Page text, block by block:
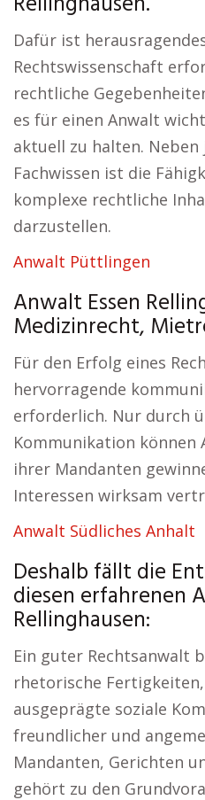
Dafür ist
Rechtswissenschaft
rechtliche
es für einen Anwalt
aktuell zu halten.
Fachwissen ist die
komplexe rechtliche
darzustellen.
Anwalt Püttlingen
Anwalt Essen
Medizinrecht,
Für den Erfolg eines
hervorragende
erforderlich. Nur durch
Kommunikation können
ihrer Mandanten
Interessen wirksam
Anwalt Südliches Anhalt
Deshalb fällt die
diesen erfahrenen
Rellinghausen:
Ein guter Rechtsanwalt
rhetorische
ausgeprägte soziale
freundlicher und
Mandanten, Gerichten
gehört zu den